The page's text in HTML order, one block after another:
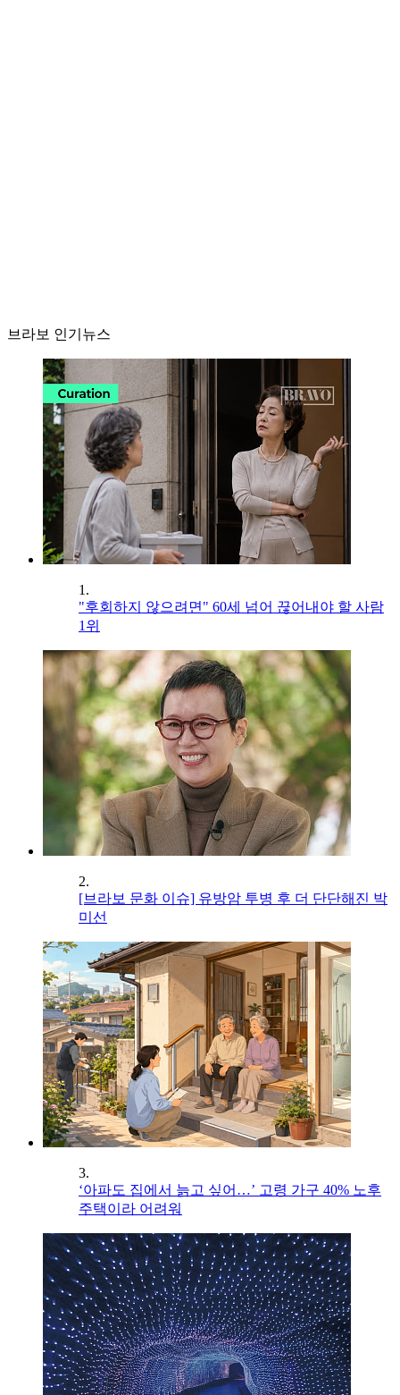
브라보 인기뉴스
1.
"후회하지 않으려면" 60세 넘어 끊어내야 할 사람
1위
2.
[브라보 문화 이슈] 유방암 투병 후 더 단단해진 박
미선
3.
‘아파도 집에서 늙고 싶어…’ 고령 가구 40% 노후
주택이라 어려워